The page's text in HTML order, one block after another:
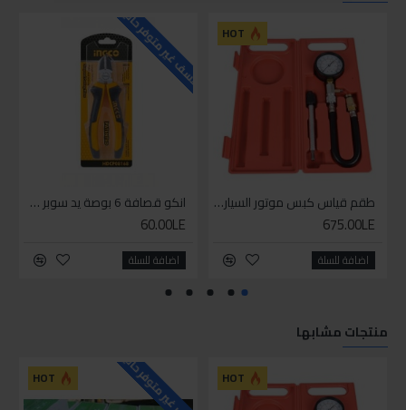
HOT
طقم قياس كبس موتور السياره 3 ق
675.00LE
اضافة للسلة
للاسف غير متوفر حاليا
انكو قصافة 6 بوصة يد سوبر وان
60.00LE
اضافة للسلة
منتجات مشابها
HOT
HOT